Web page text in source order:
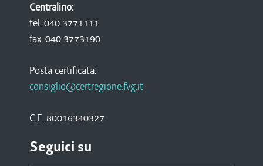
Centralino:
tel. 040 3771111
fax. 040 3773190
Posta certificata:
consiglio@certregione.fvg.it
C.F. 80016340327
Seguici su